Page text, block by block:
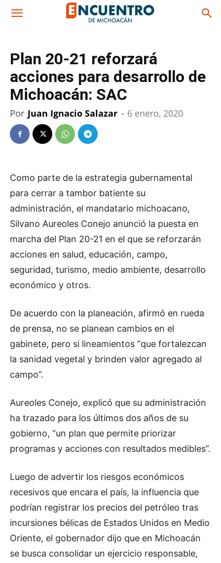
Plan 20-21 reforzará
acciones para desarrollo de
Michoacán: SAC
Por Juan Ignacio Salazar - 6 enero, 2020
Como parte de la estrategia gubernamental
para cerrar a tambor batiente su
administración, el mandatario michoacano,
Silvano Aureoles Conejo anunció la puesta en
marcha del Plan 20-21 en el que se reforzarán
acciones en salud, educación, campo,
seguridad, turismo, medio ambiente, desarrollo
económico y otros.
De acuerdo con la planeación, afirmó en rueda
de prensa, no se planean cambios en el
gabinete, pero si lineamientos “que fortalezcan
la sanidad vegetal y brinden valor agregado al
campo”.
Aureoles Conejo, explicó que su administración
ha trazado para los últimos dos años de su
gobierno, “un plan que permite priorizar
programas y acciones con resultados medibles”.
Luego de advertir los riesgos económicos
recesivos que encara el país, la influencia que
podrían registrar los precios del petróleo tras
incursiones bélicas de Estados Unidos en Medio
Oriente, el gobernador dijo que en Michoacán
se busca consolidar un ejercicio responsable,